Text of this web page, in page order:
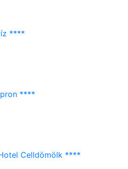
****
****
Celldömölk ****